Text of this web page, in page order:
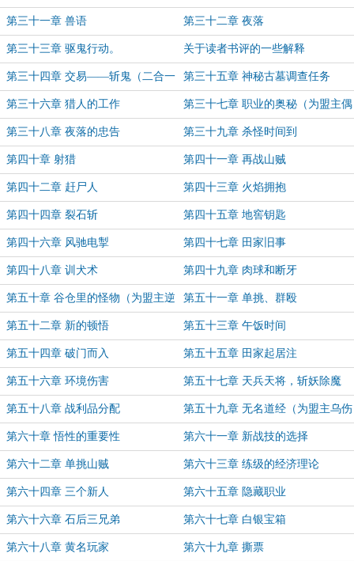
第三十一章 兽语 第三十二章 夜落
第三十三章 驱鬼行动。 关于读者书评的一些解释
第三十四章 交易——斩鬼（二合一
章节）
第三十五章 神秘古墓调查任务
第三十六章 猎人的工作 第三十七章 职业的奥秘（为盟主偶
遇海角中加更）
第三十八章 夜落的忠告 第三十九章 杀怪时间到
第四十章 射猎 第四十一章 再战山贼
第四十二章 赶尸人 第四十三章 火焰拥抱
第四十四章 裂石斩 第四十五章 地窖钥匙
第四十六章 风驰电掣 第四十七章 田家旧事
第四十八章 训犬术 第四十九章 肉球和断牙
第五十章 谷仓里的怪物（为盟主逆
行者、加更）
第五十一章 单挑、群殴
第五十二章 新的顿悟 第五十三章 午饭时间
第五十四章 破门而入 第五十五章 田家起居注
第五十六章 环境伤害 第五十七章 天兵天将，斩妖除魔
第五十八章 战利品分配 第五十九章 无名道经（为盟主乌伤
仲麟加更）
第六十章 悟性的重要性 第六十一章 新战技的选择
第六十二章 单挑山贼 第六十三章 练级的经济理论
第六十四章 三个新人 第六十五章 隐藏职业
第六十六章 石后三兄弟 第六十七章 白银宝箱
第六十八章 黄名玩家 第六十九章 撕票